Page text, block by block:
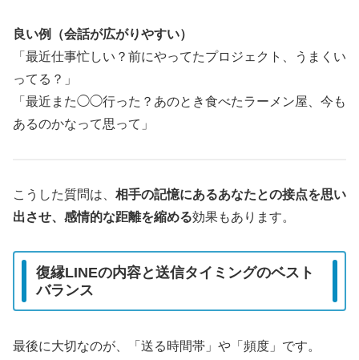
良い例（会話が広がりやすい）
「最近仕事忙しい？前にやってたプロジェクト、うまくい
ってる？」
「最近また◯◯行った？あのとき食べたラーメン屋、今も
あるのかなって思って」
こうした質問は、 相手の記憶にあるあなたとの接点を思い
出させ、感情的な距離を縮める効果もあります。
復縁LINEの内容と送信タイミングのベスト
バランス
最後に大切なのが、「送る時間帯」や「頻度」です。